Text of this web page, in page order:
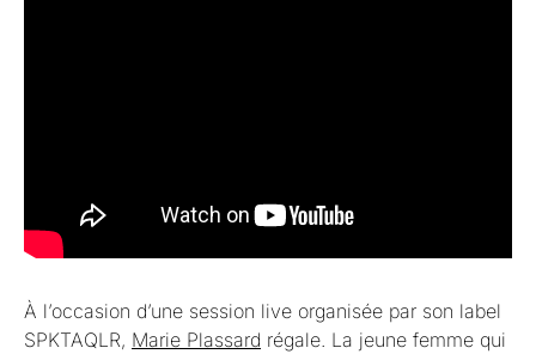
À l’occasion d’une session live organisée par son label
SPKTAQLR, Marie Plassard régale. La jeune femme qui